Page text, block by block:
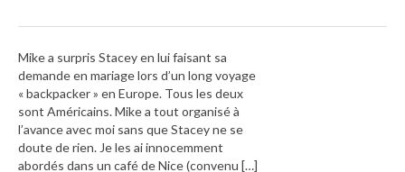
Mike a surpris Stacey en lui faisant sa
demande en mariage lors d’un long voyage
« backpacker » en Europe. Tous les deux
sont Américains. Mike a tout organisé à
l’avance avec moi sans que Stacey ne se
doute de rien. Je les ai innocemment
abordés dans un café de Nice (convenu […]